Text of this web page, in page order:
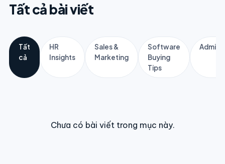
Tất cả bài viết
Tất
cả
HR
Insights
Sales &
Marketing
Software
Buying
Tips
Chưa có bài viết trong mục này.